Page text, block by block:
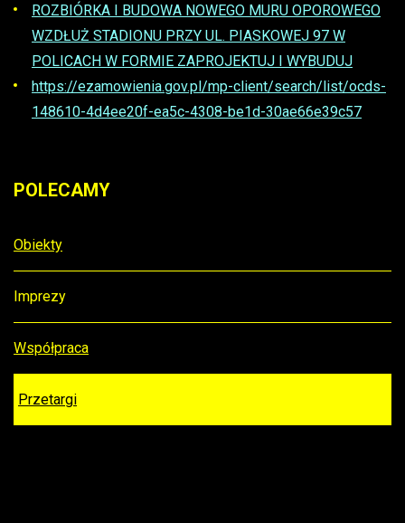
ROZBIÓRKA I BUDOWA NOWEGO MURU OPOROWEGO
WZDŁUŻ STADIONU PRZY UL. PIASKOWEJ 97 W
POLICACH W FORMIE ZAPROJEKTUJ I WYBUDUJ
https://ezamowienia.gov.pl/mp-client/search/list/ocds-
148610-4d4ee20f-ea5c-4308-be1d-30ae66e39c57
artykuł
POLECAMY
Obiekty
Imprezy
Współpraca
Przetargi